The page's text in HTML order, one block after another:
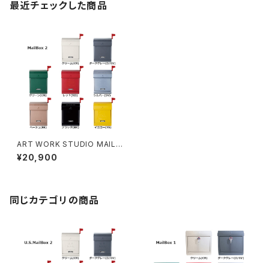
最近チェックした商品
ART WORK STUDIO MAILB
OX2 メールボックス ポスト 全8
色
¥20,900
同じカテゴリの商品